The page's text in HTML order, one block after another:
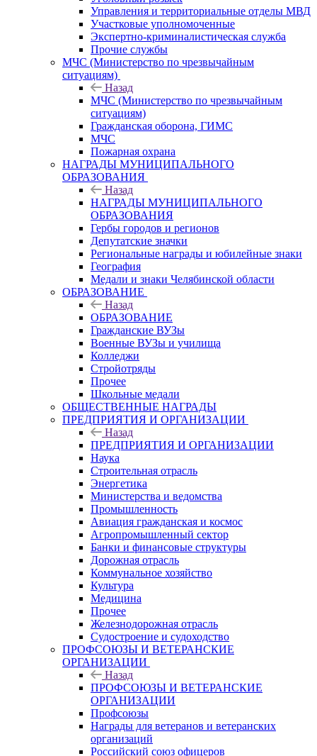
Управления и территориальные отделы МВД
Участковые уполномоченные
Экспертно-криминалистическая служба
Прочие службы
МЧС (Министерство по чрезвычайным
ситуациям)
Назад
МЧС (Министерство по чрезвычайным
ситуациям)
Гражданская оборона, ГИМС
МЧС
Пожарная охрана
НАГРАДЫ МУНИЦИПАЛЬНОГО
ОБРАЗОВАНИЯ
Назад
НАГРАДЫ МУНИЦИПАЛЬНОГО
ОБРАЗОВАНИЯ
Гербы городов и регионов
Депутатские значки
Региональные награды и юбилейные знаки
География
Медали и знаки Челябинской области
ОБРАЗОВАНИЕ
Назад
ОБРАЗОВАНИЕ
Гражданские ВУЗы
Военные ВУЗы и училища
Колледжи
Стройотряды
Прочее
Школьные медали
ОБЩЕСТВЕННЫЕ НАГРАДЫ
ПРЕДПРИЯТИЯ И ОРГАНИЗАЦИИ
Назад
ПРЕДПРИЯТИЯ И ОРГАНИЗАЦИИ
Наука
Строительная отрасль
Энергетика
Министерства и ведомства
Промышленность
Авиация гражданская и космос
Агропромышленный сектор
Банки и финансовые структуры
Дорожная отрасль
Коммунальное хозяйство
Культура
Медицина
Прочее
Железнодорожная отрасль
Судостроение и судоходство
ПРОФСОЮЗЫ И ВЕТЕРАНСКИЕ
ОРГАНИЗАЦИИ
Назад
ПРОФСОЮЗЫ И ВЕТЕРАНСКИЕ
ОРГАНИЗАЦИИ
Профсоюзы
Награды для ветеранов и ветеранских
организаций
Российский союз офицеров